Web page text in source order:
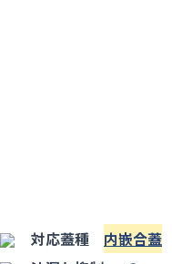
対応蓋種 内嵌合蓋